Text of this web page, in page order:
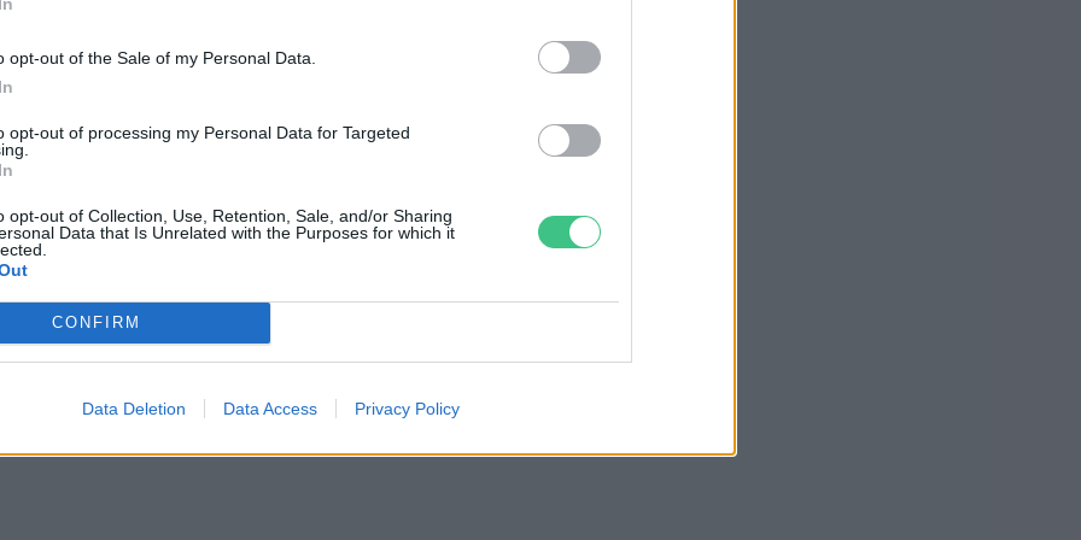
opt-out of the Sale of my Personal Data.
opt-out of processing my Personal Data for Targeted
opt-out of Collection, Use, Retention, Sale, and/or Sharing
Data that Is Unrelated with the Purposes for which it
CONFIRM
Data Deletion Data Access Privacy Policy
a petárdákat, 5000 rúpiás (kb 25
év börtönre is számíthatnak.